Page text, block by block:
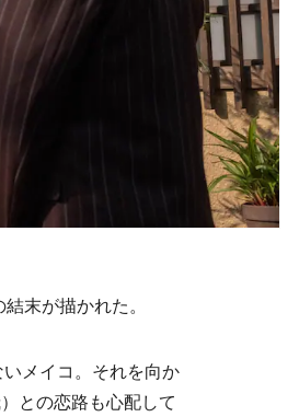
末が描かれた。
メイコ。それを向か
との恋路も心配して